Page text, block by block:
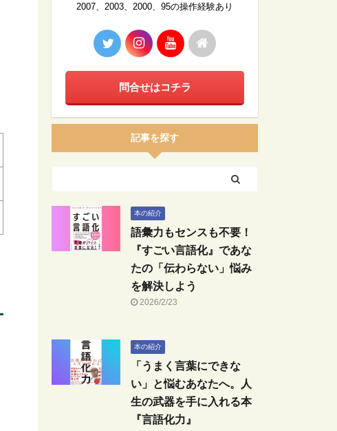
2007、2003、2000、95の操作経験あり
問合せはコチラ
記事を探す
本の紹介
語彙力もセンスも不要！
『すごい言語化』であな
たの「伝わらない」悩み
を解決しよう
2026/2/23
本の紹介
「うまく言葉にできな
い」と悩むあなたへ。人
生の武器を手に入れる本
『言語化力』